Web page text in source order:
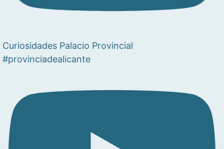
Curiosidades Palacio Provincial
#provinciadealicante